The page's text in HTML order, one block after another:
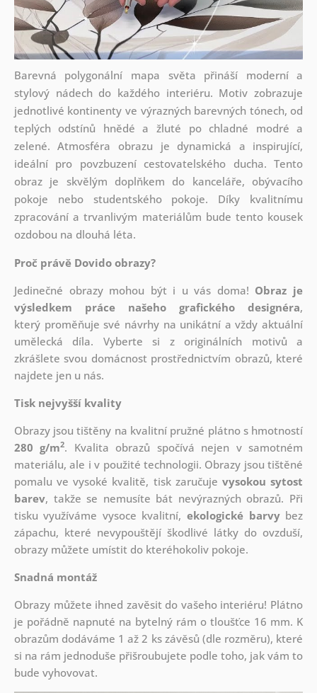
Barevná polygonální mapa světa přináší moderní a
stylový nádech do každého interiéru. Motiv zobrazuje
jednotlivé kontinenty ve výrazných barevných tónech, od
teplých odstínů hnědé a žluté po chladné modré a
zelené. Atmosféra obrazu je dynamická a inspirující,
ideální pro povzbuzení cestovatelského ducha. Tento
obraz je skvělým doplňkem do kanceláře, obývacího
pokoje nebo studentského pokoje. Díky kvalitnímu
zpracování a trvanlivým materiálům bude tento kousek
ozdobou na dlouhá léta.
Proč právě Dovido obrazy?
Jedinečné obrazy mohou být i u vás doma! Obraz je
výsledkem práce našeho grafického designéra,
který proměňuje své návrhy na unikátní a vždy aktuální
umělecká díla. Vyberte si z originálních motivů a
zkrášlete svou domácnost prostřednictvím obrazů, které
najdete jen u nás.
Tisk nejvyšší kvality
Obrazy jsou tištěny na kvalitní pružné plátno s hmotností
280 g/m2. Kvalita obrazů spočívá nejen v samotném
materiálu, ale i v použité technologii. Obrazy jsou tištěné
pomalu ve vysoké kvalitě, tisk zaručuje vysokou sytost
barev, takže se nemusíte bát nevýrazných obrazů. Při
tisku využíváme vysoce kvalitní,ekologické barvybez
zápachu, které nevypouštějí škodlivé látky do ovzduší,
obrazy můžete umístit do kteréhokoliv pokoje.
Snadná montáž
Obrazy můžete ihned zavěsit do vašeho interiéru! Plátno
je pořádně napnuté na bytelný rám o tloušťce 16 mm. K
obrazům dodáváme 1 až 2 ks závěsů (dle rozměru), které
si na rám jednoduše přišroubujete podle toho, jak vám to
bude vyhovovat.